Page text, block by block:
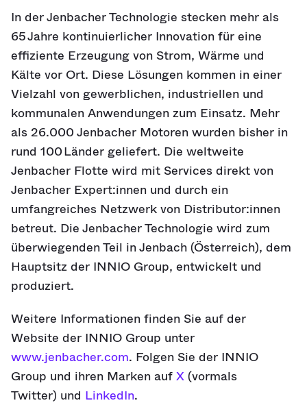
In der Jenbacher Technologie stecken mehr als
65 Jahre kontinuierlicher Innovation für eine
effiziente Erzeugung von Strom, Wärme und
Kälte vor Ort. Diese Lösungen kommen in einer
Vielzahl von gewerblichen, industriellen und
kommunalen Anwendungen zum Einsatz. Mehr
als 26.000 Jenbacher Motoren wurden bisher in
rund 100 Länder geliefert. Die weltweite
Jenbacher Flotte wird mit Services direkt von
Jenbacher Expert:innen und durch ein
umfangreiches Netzwerk von Distributor:innen
betreut. Die Jenbacher Technologie wird zum
überwiegenden Teil in Jenbach (Österreich), dem
Hauptsitz der INNIO Group, entwickelt und
produziert.
Weitere Informationen finden Sie auf der
Website der INNIO Group unter
www.jenbacher.com. Folgen Sie der INNIO
Group und ihren Marken aufX(vormals
Twitter) und LinkedIn.